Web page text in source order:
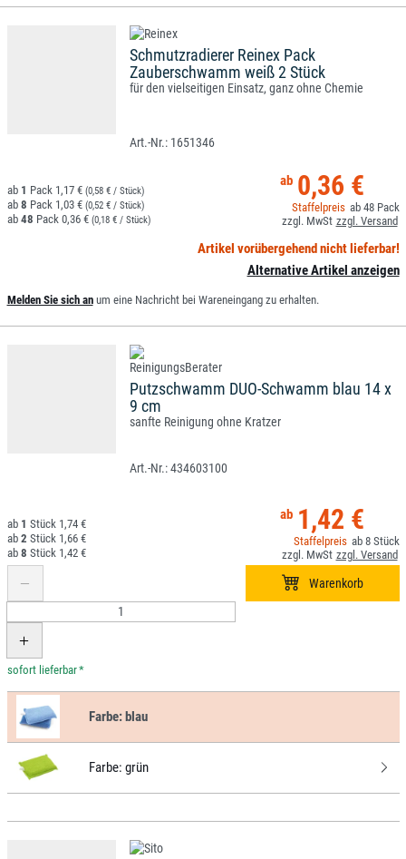
Schmutzradierer Reinex Pack
Zauberschwamm weiß 2 Stück
für den vielseitigen Einsatz, ganz ohne Chemie
1651346
0,36 €
48
1 1,17 € (0,58 € / Stück)
8 1,03 € (0,52 € / Stück)
48 0,36 € (0,18 € / Stück)
Artikel vorübergehend nicht lieferbar!
Alternative Artikel anzeigen
Melden Sie sich anum eine Nachricht bei Wareneingang zu erhalten.
Putzschwamm DUO-Schwamm blau 14 x
9 cm
sanfte Reinigung ohne Kratzer
434603100
1,42 €
8
1
1,74 €
2
1,66 €
8
1,42 €
*
Farbe:blau
Farbe: grün